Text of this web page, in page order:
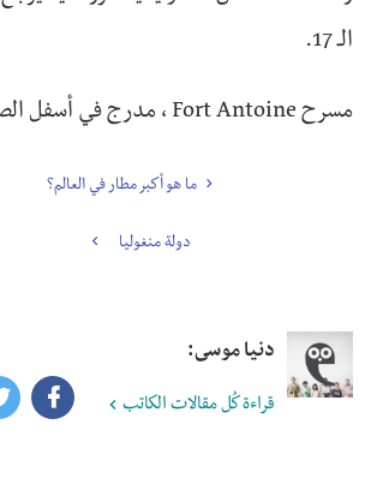
الـ 17.
مسرح Fort Antoine ، مدرج في أسفل الصخرة.
ما هو أكبر مطار في العالم؟
دولة منغوليا
دنيا موسى:
قراءة كُل مقالات الكاتب